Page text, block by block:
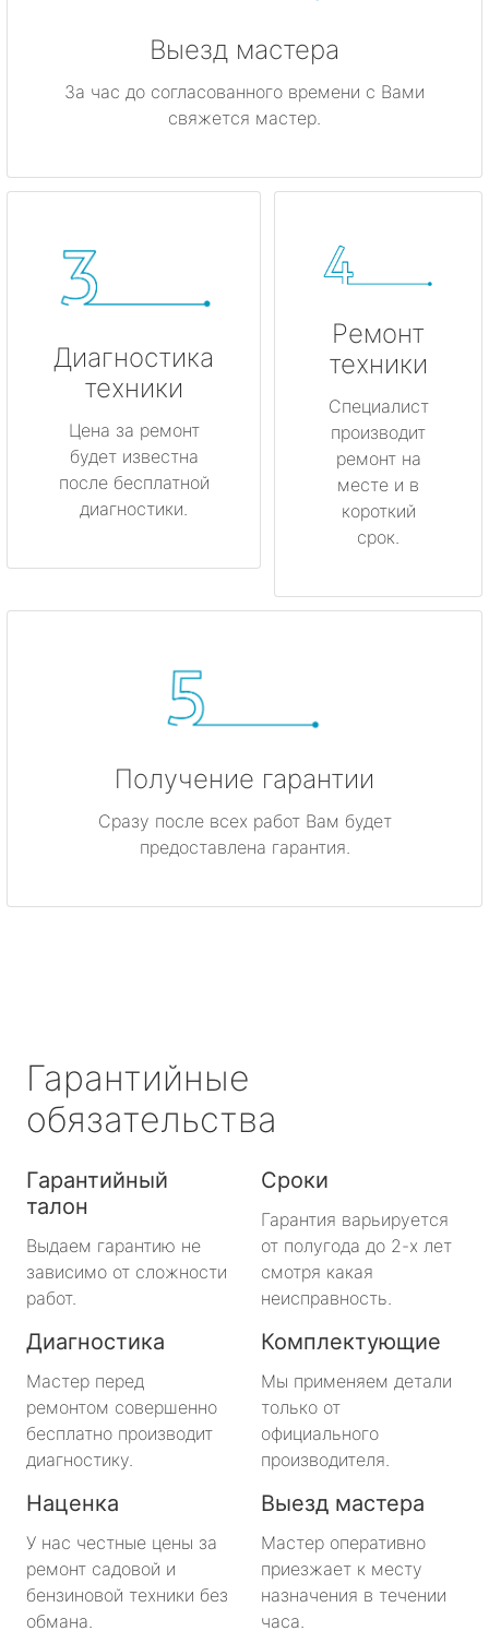
Выезд мастера
За час до согласованного времени с Вами
свяжется мастер.
Диагностика
техники
Цена за ремонт
будет известна
после бесплатной
диагностики.
Ремонт
техники
Специалист
производит
ремонт на
месте и в
короткий
срок.
Получение гарантии
Сразу после всех работ Вам будет
предоставлена гарантия.
Гарантийные
обязательства
Гарантийный
талон
Выдаем гарантию не
зависимо от сложности
работ.
Сроки
Гарантия варьируется
от полугода до 2-х лет
смотря какая
неисправность.
Диагностика
Мастер перед
ремонтом совершенно
бесплатно производит
диагностику.
Комплектующие
Мы применяем детали
только от
официального
производителя.
Наценка
У нас честные цены за
ремонт садовой и
бензиновой техники без
обмана.
Выезд мастера
Мастер оперативно
приезжает к месту
назначения в течении
часа.